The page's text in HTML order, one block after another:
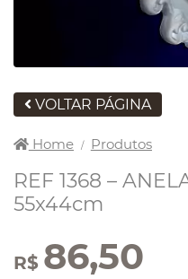
VOLTAR PÁGINA
Home / Produtos
REF 1368 –
55x44cm
R$ 86,50